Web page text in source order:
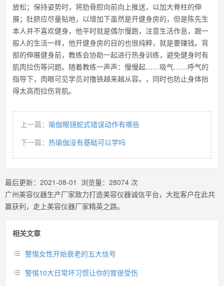
放松；保持姿势时，将肋骨腔向前向上推送，以加大脊柱的伸
展；肚脐应尽量贴地，以增加下虽然是开健身房的，但是陈先生
本人并不喜欢健身，他平时就是偶尔慢跑，注意生活作息，跟一
般人的生活一样，他开健身房的目的也很纯粹，就是要赚钱。背
部的伸展健身前，教练会协助一起进行热身训练，避免健身时有
肌肉拉伤等问题。随着教练一声声：慢慢起……吸气……呼气的
指导下，肉眼可见学员对撸铁越来越从容。，同时也防止身体抬
得太高而拉伤背肌。
上一篇： 瑜伽眼镜蛇式错误动作有哪些
下一篇： 热瑜伽没有基础可以学吗
最后更新： 2021-08-01 浏览量： 28074 次
广州美容仪器生产厂家致力打造美容仪器诚信平台，大批客户在此共
赢获利，走上美容仪器厂家精英之路。
相关文章
警惕女性开始衰老的五大信号
警惕10大日常坏习惯让你的胃很受伤